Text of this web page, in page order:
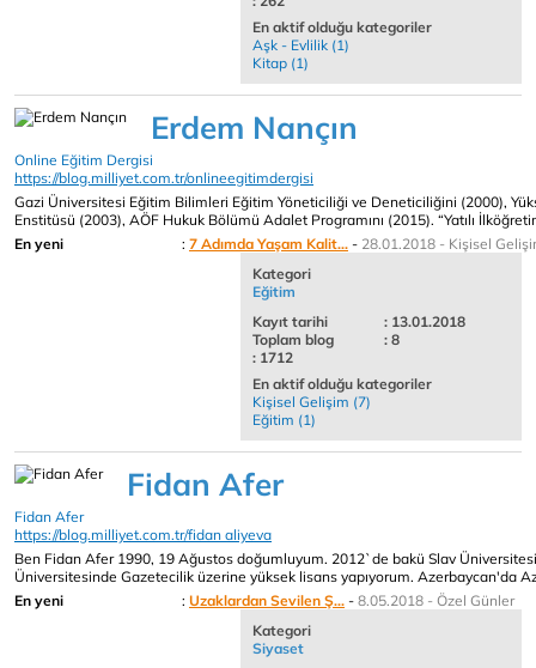
En aktif olduğu kategoriler
Aşk - Evlilik (1)
Kitap (1)
Erdem Nançın
Online Eğitim Dergisi
https://blog.milliyet.com.tr/onlineegitimdergisi
Gazi Üniversitesi Eğitim Bilimleri Eğitim Yöneticiliği ve Deneticiliğini (2000),
Enstitüsü (2003), AÖF Hukuk Bölümü Adalet Programını (2015). “Yatılı
En yeni
: 7 Adımda Yaşam Kalit... - 28.01.2018 - Kişisel
Kategori
Eğitim
Kayıt tarihi
: 13.01.2018
Toplam blog
: 8
: 1712
En aktif olduğu kategoriler
Kişisel Gelişim (7)
Eğitim (1)
Fidan Afer
Fidan Afer
https://blog.milliyet.com.tr/fidan aliyeva
Ben Fidan Afer 1990, 19 Ağustos doğumluyum. 2012`de bakü Slav
Üniversitesinde Gazetecilik üzerine yüksek lisans yapıyorum. Azerbaycan'da
En yeni
: Uzaklardan Sevilen Ş... - 8.05.2018 - Özel Günler
Kategori
Siyaset